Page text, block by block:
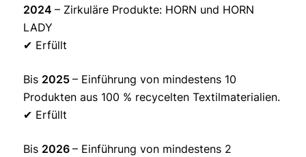
2024– Zirkuläre Produkte: HORN und HORN
LADY
✔ Erfüllt
Bis 2025– Einführung von mindestens 10
Produkten aus 100 % recycelten Textilmaterialien.
✔ Erfüllt
Bis 2026– Einführung von mindestens 2